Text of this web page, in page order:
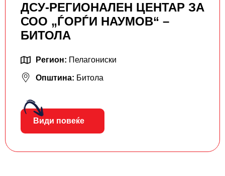
ДСУ-РЕГИОНАЛЕН ЦЕНТАР ЗА
СОО „ЃОРЃИ НАУМОВ“ –
БИТОЛА
Регион: Пелагониски
Општина: Битола
Види повеќе